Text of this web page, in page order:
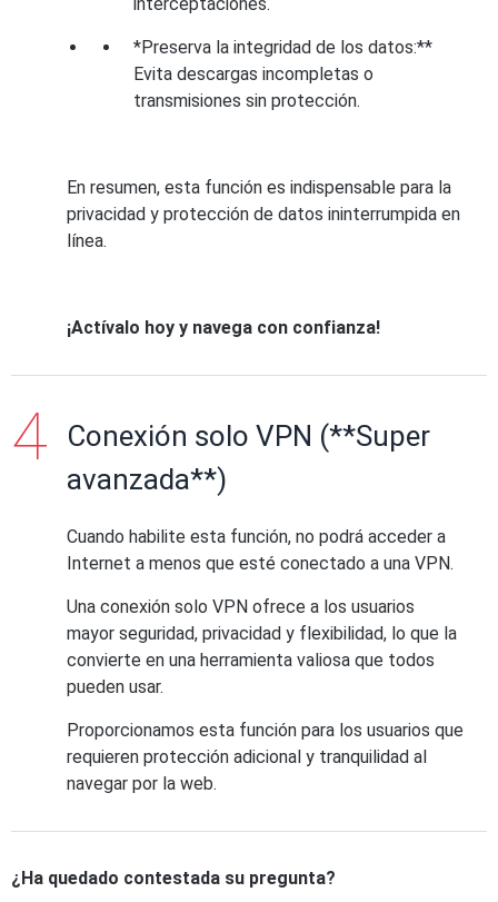
*Preserva la integridad de los datos:**
Evita descargas incompletas o
transmisiones sin protección.
En resumen, esta función es indispensable para la
privacidad y protección de datos ininterrumpida en
línea.
¡Actívalo hoy y navega con confianza!
Conexión solo VPN (**Super
avanzada**)
Cuando habilite esta función, no podrá acceder a
Internet a menos que esté conectado a una VPN.
Una conexión solo VPN ofrece a los usuarios
mayor seguridad, privacidad y flexibilidad, lo que la
convierte en una herramienta valiosa que todos
pueden usar.
Proporcionamos esta función para los usuarios que
requieren protección adicional y tranquilidad al
navegar por la web.
¿Ha quedado contestada su pregunta?